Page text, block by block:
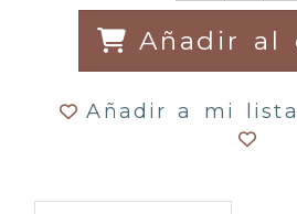
Añadir al
Añadir a mi